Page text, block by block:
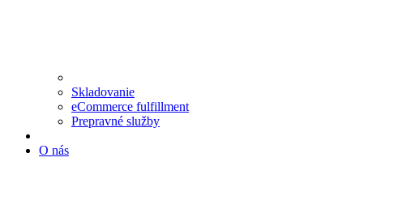
Skladovanie
eCommerce fulfillment
Prepravné služby
O nás